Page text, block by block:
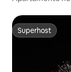
Superhost
Superhost